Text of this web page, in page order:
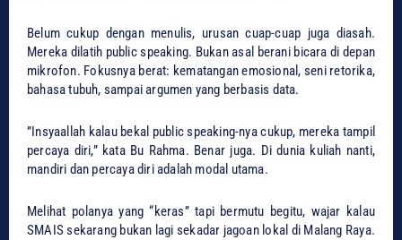
​Belum cukup dengan menulis, urusan cuap-cuap juga diasah.
Mereka dilatih public speaking. Bukan asal berani bicara di depan
mikrofon. Fokusnya berat: kematangan emosional, seni retorika,
bahasa tubuh, sampai argumen yang berbasis data.
​”Insyaallah kalau bekal public speaking-nya cukup, mereka tampil
percaya diri,” kata Bu Rahma. Benar juga. Di dunia kuliah nanti,
mandiri dan percaya diri adalah modal utama.
​Melihat polanya yang “keras” tapi bermutu begitu, wajar kalau
SMAIS sekarang bukan lagi sekadar jagoan lokal di Malang Raya.